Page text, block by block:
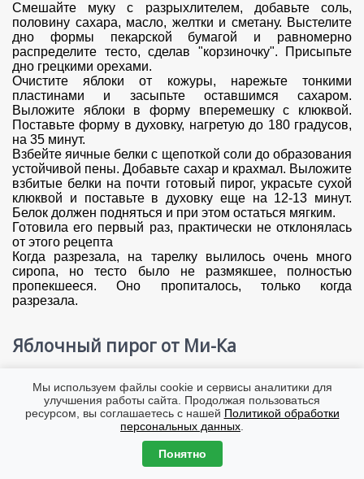
Смешайте муку с разрыхлителем, добавьте соль,
половину сахара, масло, желтки и сметану. Выстелите
дно формы пекарской бумагой и равномерно
распределите тесто, сделав "корзиночку". Присыпьте
дно грецкими орехами.
Очистите яблоки от кожуры, нарежьте тонкими
пластинами и засыпьте оставшимся сахаром.
Выложите яблоки в форму вперемешку с клюквой.
Поставьте форму в духовку, нагретую до 180 градусов,
на 35 минут.
Взбейте яичные белки с щепоткой соли до образования
устойчивой пены. Добавьте сахар и крахмал. Выложите
взбитые белки на почти готовый пирог, украсьте сухой
клюквой и поставьте в духовку еще на 12-13 минут.
Белок должен подняться и при этом остаться мягким.
Готовила его первый раз, практически не отклонялась
от этого рецепта
Когда разрезала, на тарелку вылилось очень много
сиропа, но тесто было не размякшее, полностью
пропекшееся. Оно пропиталось, только когда
разрезала.
Яблочный пирог от Ми-Ка
Мы используем файлы cookie и сервисы аналитики для
улучшения работы сайта. Продолжая пользоваться
ресурсом, вы соглашаетесь с нашей Политикой обработки
персональных данных
Понятно